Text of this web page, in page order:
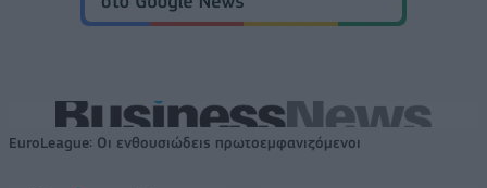
EuroLeague: Οι ενθουσιώδεις πρωτοεμφανιζόμενοι